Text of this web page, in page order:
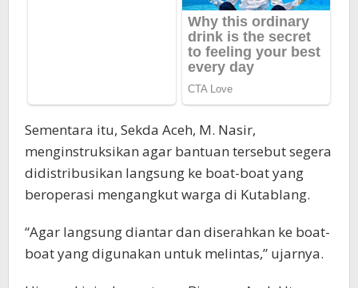
Sementara itu, Sekda Aceh, M. Nasir,
menginstruksikan agar bantuan tersebut segera
didistribusikan langsung ke boat-boat yang
beroperasi mengangkut warga di Kutablang.
“Agar langsung diantar dan diserahkan ke boat-
boat yang digunakan untuk melintas,” ujarnya.